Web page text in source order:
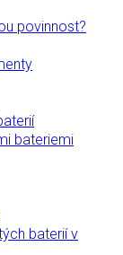
povinnost?
bateriemi
baterií v